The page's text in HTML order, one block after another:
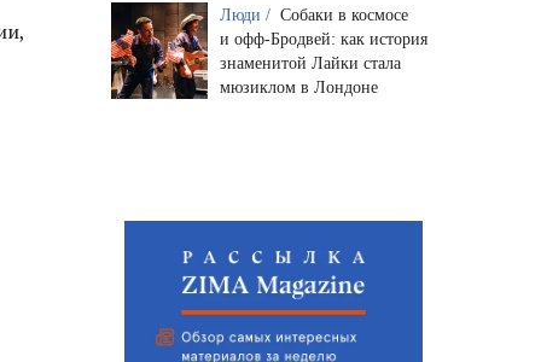
Люди / Собаки в космосе
и офф-Бродвей: как история
знаменитой Лайки стала
мюзиклом в Лондоне